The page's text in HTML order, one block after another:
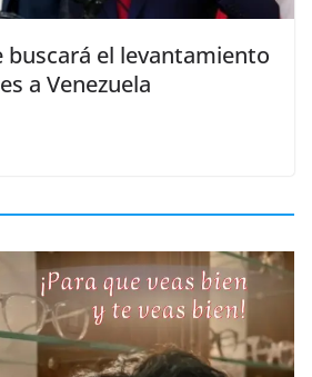
buscará el levantamiento
a Venezuela